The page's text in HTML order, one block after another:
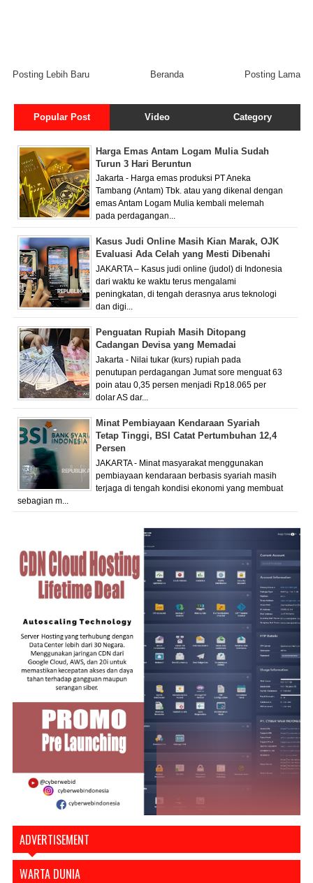
Posting Lebih Baru Posting Lama
Beranda
Popular Post Video Category
Harga Emas Antam Logam Mulia Sudah
Turun 3 Hari Beruntun
Jakarta - Harga emas produksi PT Aneka
Tambang (Antam) Tbk. atau yang dikenal dengan
emas Antam Logam Mulia kembali melemah
pada perdagangan...
Kasus Judi Online Masih Kian Marak, OJK
Evaluasi Ada Celah yang Mesti Dibenahi
JAKARTA – Kasus judi online (judol) di Indonesia
dari waktu ke waktu terus mengalami
peningkatan, di tengah derasnya arus teknologi
dan digi...
Penguatan Rupiah Masih Ditopang
Cadangan Devisa yang Memadai
Jakarta - Nilai tukar (kurs) rupiah pada
penutupan perdagangan Jumat sore menguat 63
poin atau 0,35 persen menjadi Rp18.065 per
dolar AS dar...
Minat Pembiayaan Kendaraan Syariah
Tetap Tinggi, BSI Catat Pertumbuhan 12,4
Persen
JAKARTA - Minat masyarakat menggunakan
pembiayaan kendaraan berbasis syariah masih
terjaga di tengah kondisi ekonomi yang membuat
sebagian m...
ADVERTISEMENT
WARTA DUNIA